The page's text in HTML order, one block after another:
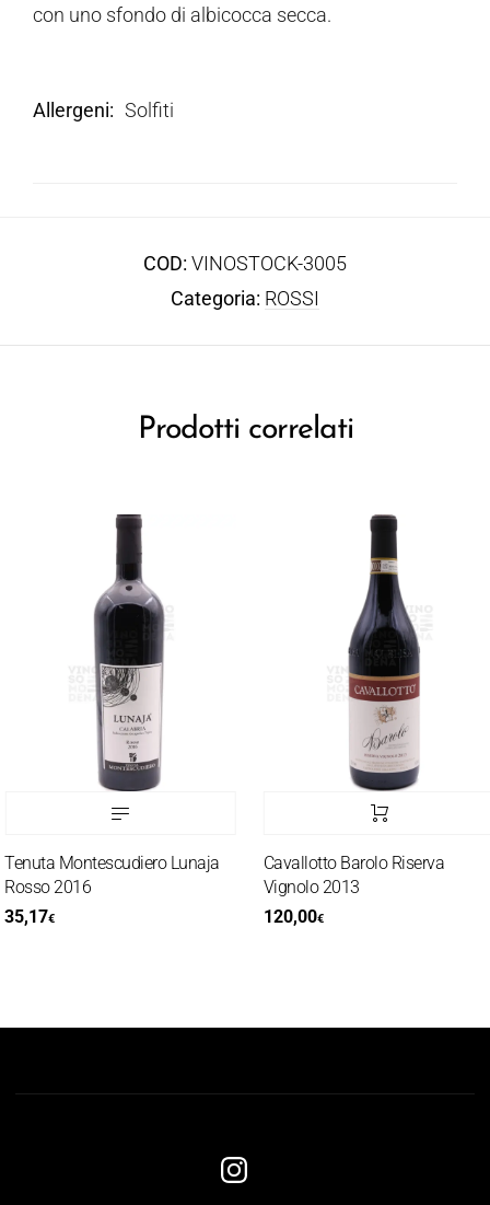
con uno sfondo di albicocca secca.
Allergeni Solfiti
COD: VINOSTOCK-3005
Categoria: ROSSI
Prodotti correlati
Montescudiero Lunaja
2016
Cavallotto Barolo Riserva
Vignolo 2013
120,00€